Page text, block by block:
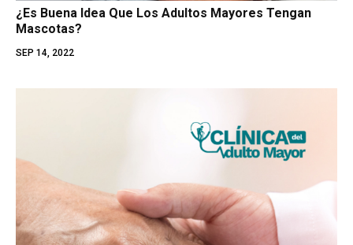
¿Es Buena Idea Que Los Adultos Mayores Tengan
Mascotas?
SEP 14, 2022